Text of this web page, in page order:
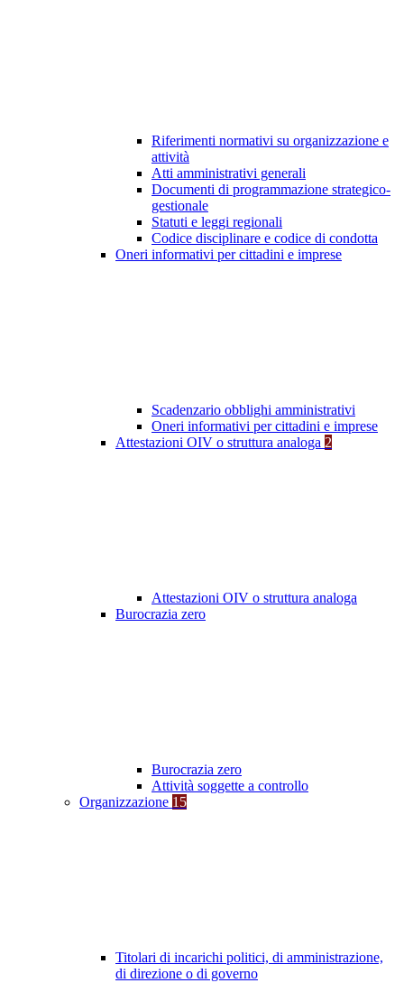
Riferimenti normativi su organizzazione e
attività
Atti amministrativi generali
Documenti di programmazione strategico-
gestionale
Statuti e leggi regionali
Codice disciplinare e codice di condotta
Oneri informativi per cittadini e imprese
Scadenzario obblighi amministrativi
Oneri informativi per cittadini e imprese
Attestazioni OIV o struttura analoga 2
Attestazioni OIV o struttura analoga
Burocrazia zero
Burocrazia zero
Attività soggette a controllo
Organizzazione 15
Titolari di incarichi politici, di amministrazione,
di direzione o di governo